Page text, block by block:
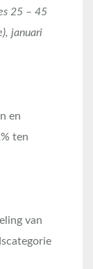
25 – 45
januari
en
ten
van